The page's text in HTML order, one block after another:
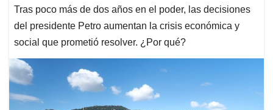
Tras poco más de dos años en el poder, las decisiones
del presidente Petro aumentan la crisis económica y
social que prometió resolver. ¿Por qué?